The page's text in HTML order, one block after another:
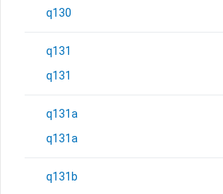
q130
q131
q131
q131a
q131a
q131b